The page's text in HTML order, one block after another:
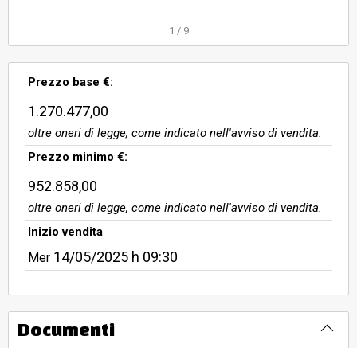
1 / 9
Prezzo base €:
1.270.477,00
oltre oneri di legge, come indicato nell'avviso di vendita.
Prezzo minimo €:
952.858,00
oltre oneri di legge, come indicato nell'avviso di vendita.
Inizio vendita
Mer 14/05/2025 h 09:30
Documenti